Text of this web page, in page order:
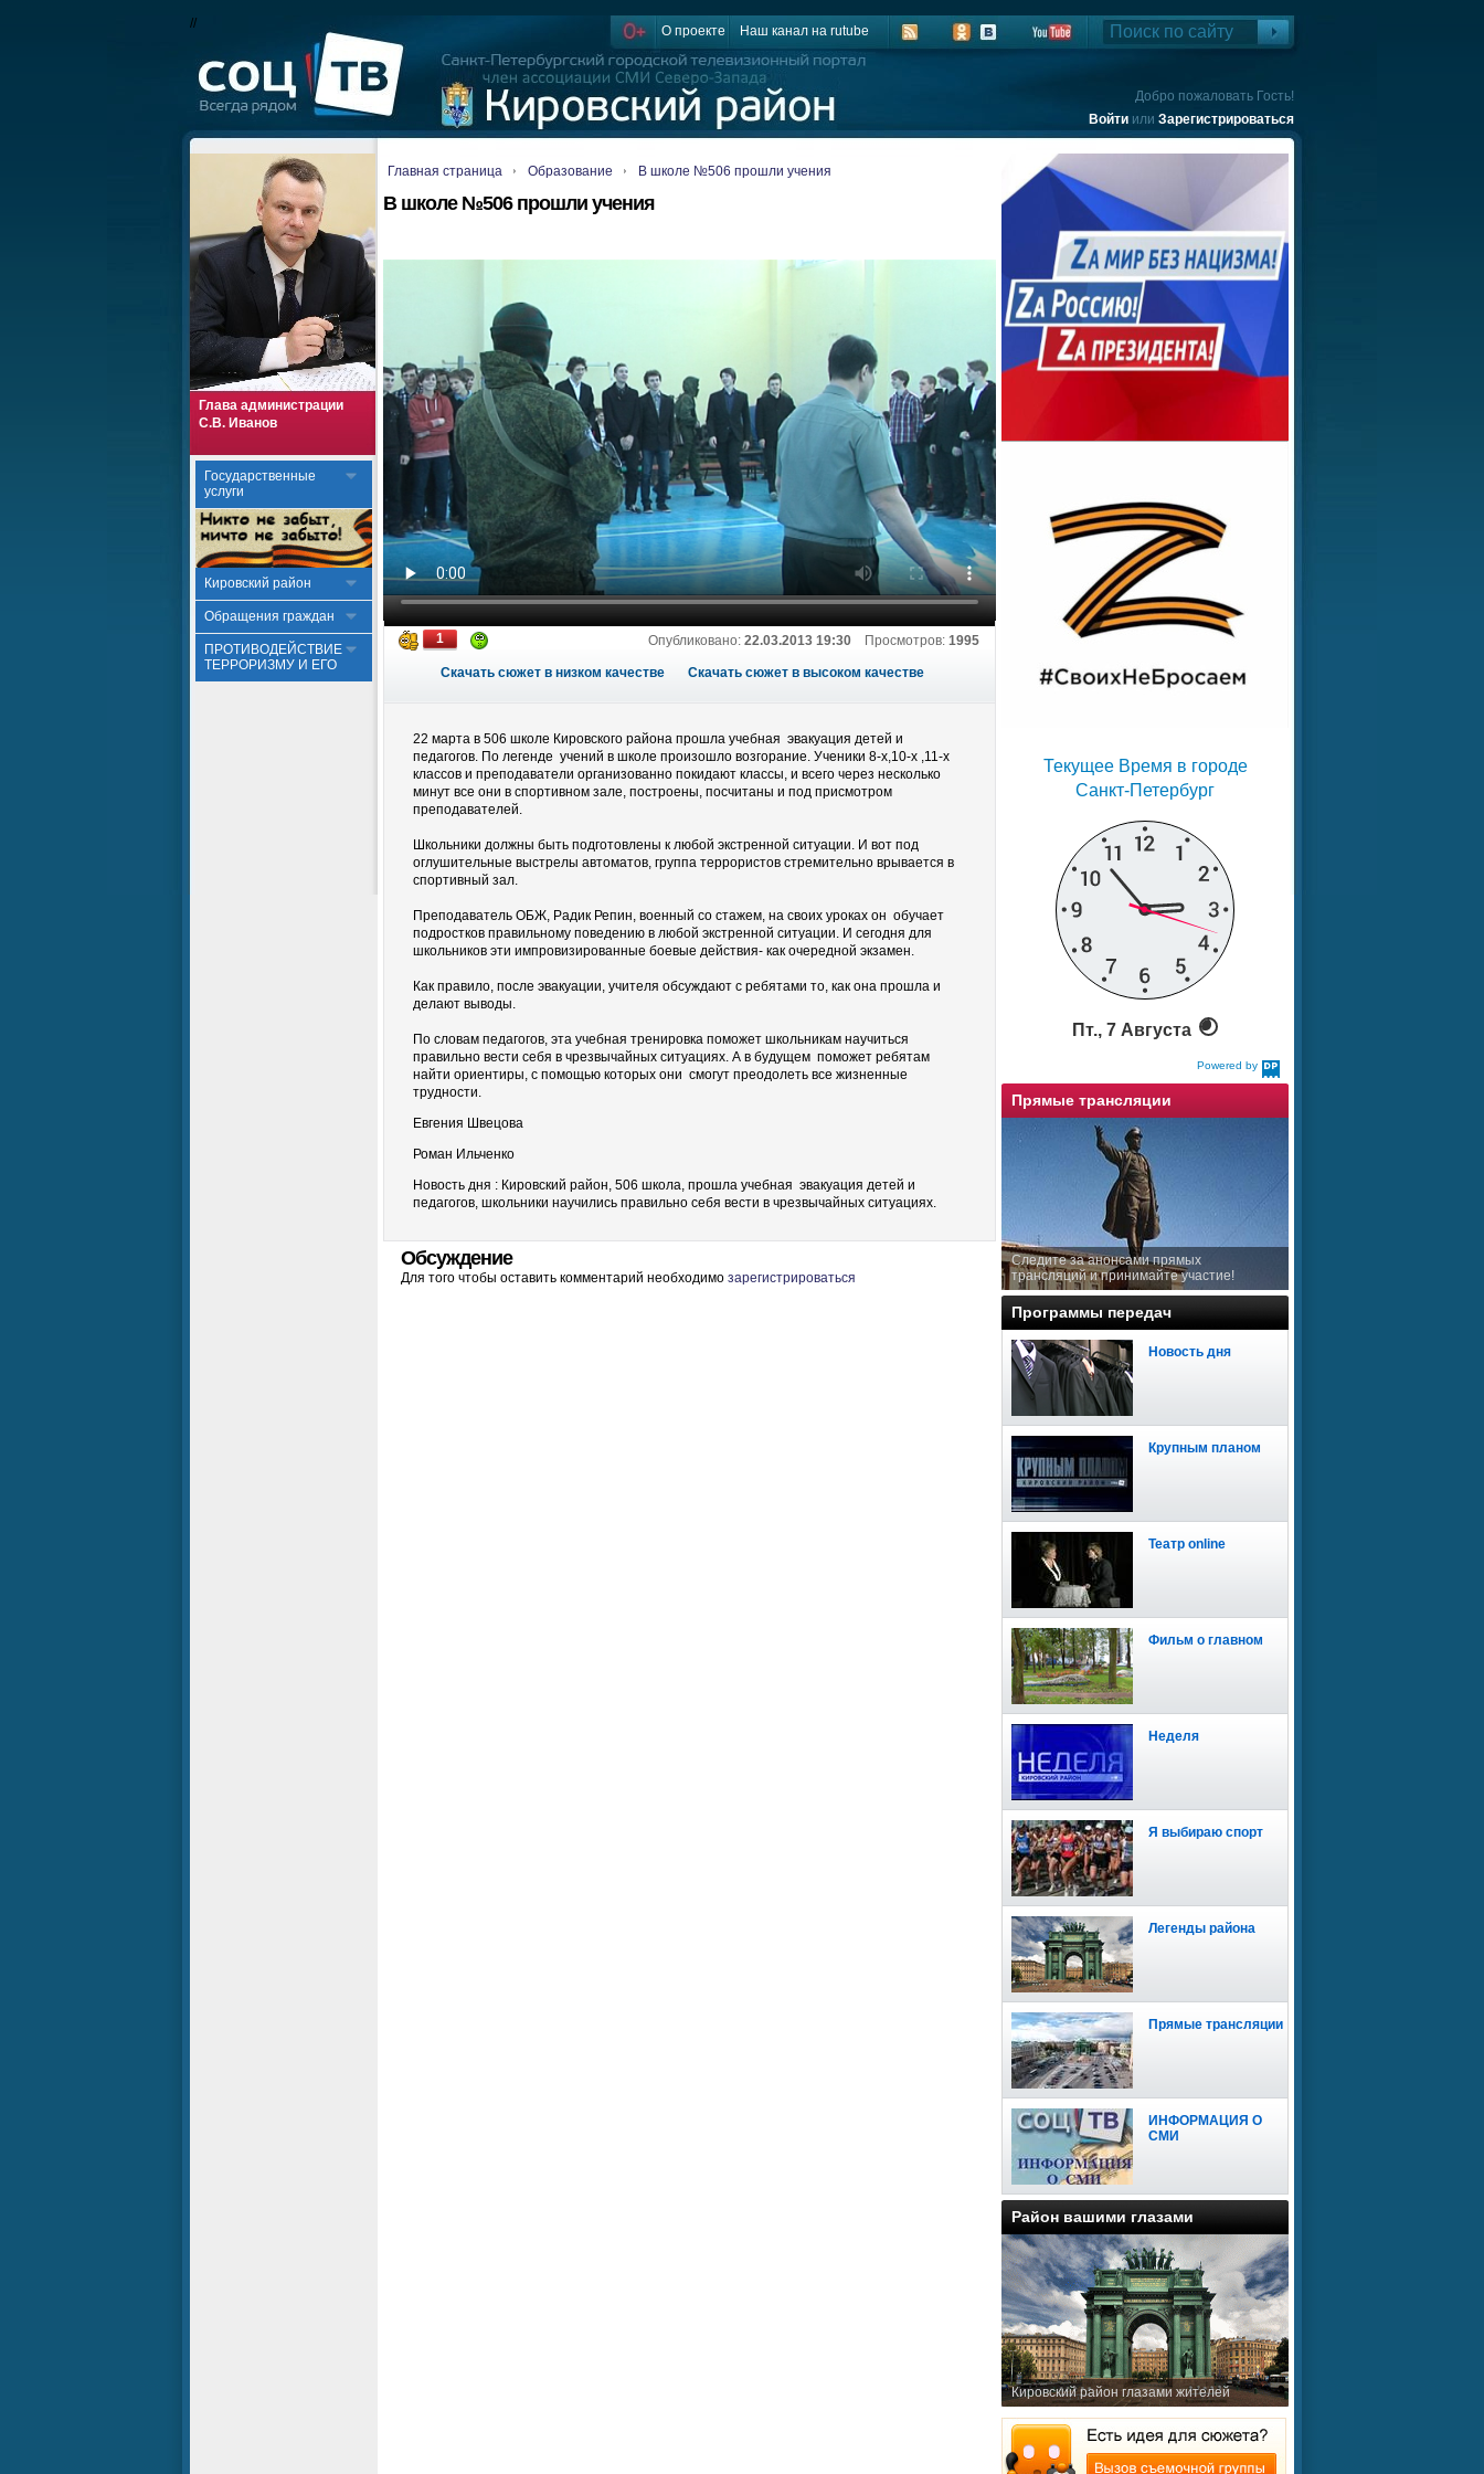
О проекте Наш канал на rutube
//
Добро пожаловать Гость!
Войти или Зарегистрироваться
Глава администрации
С.В. Иванов
Государственные
услуги
Кировский район
Обращения граждан
ПРОТИВОДЕЙСТВИЕ
ТЕРРОРИЗМУ И ЕГО
Главная страница Образование В школе №506 прошли учения
В школе №506 прошли учения
1 Опубликовано: 22.03.2013 19:30 Просмотров: 1995
Скачать сюжет в низком качестве Скачать сюжет в высоком качестве
22 марта в 506 школе Кировского района прошла учебная эвакуация детей и
педагогов. По легенде учений в школе произошло возгорание. Ученики 8-х,10-х ,11-х
классов и преподаватели организованно покидают классы, и всего через несколько
минут все они в спортивном зале, построены, посчитаны и под присмотром
преподавателей.
Школьники должны быть подготовлены к любой экстренной ситуации. И вот под
оглушительные выстрелы автоматов, группа террористов стремительно врывается в
спортивный зал.
Преподаватель ОБЖ, Радик Репин, военный со стажем, на своих уроках он обучает
подростков правильному поведению в любой экстренной ситуации. И сегодня для
школьников эти импровизированные боевые действия- как очередной экзамен.
Как правило, после эвакуации, учителя обсуждают с ребятами то, как она прошла и
делают выводы.
По словам педагогов, эта учебная тренировка поможет школьникам научиться
правильно вести себя в чрезвычайных ситуациях. А в будущем поможет ребятам
найти ориентиры, с помощью которых они смогут преодолеть все жизненные
трудности.
Евгения Швецова
Роман Ильченко
Новость дня : Кировский район, 506 школа, прошла учебная эвакуация детей и
педагогов, школьники научились правильно себя вести в чрезвычайных ситуациях.
Обсуждение
Для того чтобы оставить комментарий необходимо зарегистрироваться
Powered by
DaysPedia.com
Текущее Время в городе
Санкт-Петербург
Пт., 7 Августа
Прямые трансляции
Следите за анонсами прямых
трансляций и принимайте участие!
Программы передач
Новость дня
Крупным планом
Театр online
Фильм о главном
Неделя
Я выбираю спорт
Легенды района
Прямые трансляции
ИНФОРМАЦИЯ О
СМИ
Район вашими глазами
Кировский район глазами жителей
Сайт доступен для
мобильных устройств